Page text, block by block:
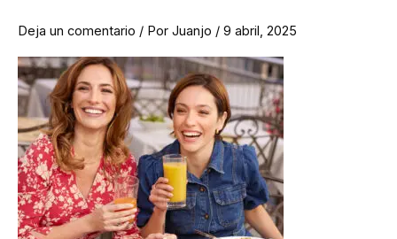
Deja un comentario / Por Juanjo / 9 abril, 2025